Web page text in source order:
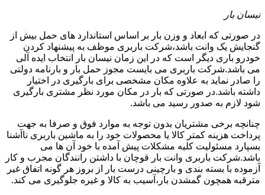
نیسان بار
در صورتی که ابعاد و وزن بار بر اساس استاندارد های حمل بیش از
گنجایش یک وانت باشد،شرکت باربری موظف به پیشنهاد کردن
خودرو باری دیگر است که در این زمان نیسان بار انتخاب ایده آلی
می باشد.شرکت باربری می بایست مجوز حمل بار و بارنامه دولتی
را صادر نماید به علاوه مکان مشخصی برای بارگیری در اختیار
داشته باشد.در صورتی که بار در مکان مورد نظر مشتری بارگیری
شود لازم به صدور رسید می باشد.
چنانچه برخی مشتریان بدون توجه به موارد فوق و صرفا به جهت
پرداخت هزینه کمتر کالا یا محصولات خود را به ماشین باربری ناآشنا
بسپارد مسئولیت کلیه مشکلات پیش آمده با خود آن ها می
باشد.شرکت باربری وانت بار قوچان با داشتن رانندگان مجرب و کار
آزموده با بسته بندی و بارچینی درست بار از بروز هر گونه اتفاق غیر
مترقبه همچون گمشدن بار،آسیب به کالا و غیره جلوگیری می کند.